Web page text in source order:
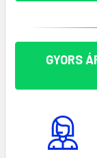
GYORS